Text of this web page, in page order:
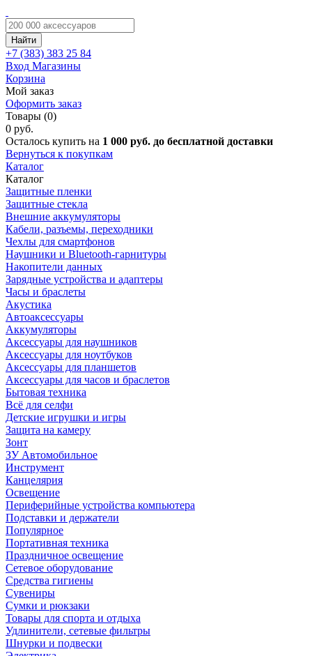
Найти
+7 (383) 383 25 84
Вход Магазины
Корзина
Мой заказ
Оформить заказ
Товары (0)
0 руб.
Осталось купить на 1 000 руб. до бесплатной доставки
Вернуться к покупкам
Каталог
Каталог
Защитные пленки
Защитные стекла
Внешние аккумуляторы
Кабели, разъемы, переходники
Чехлы для смартфонов
Наушники и Bluetooth-гарнитуры
Накопители данных
Зарядные устройства и адаптеры
Часы и браслеты
Акустика
Автоаксессуары
Аккумуляторы
Аксессуары для наушников
Аксессуары для ноутбуков
Аксессуары для планшетов
Аксессуары для часов и браслетов
Бытовая техника
Всё для селфи
Детские игрушки и игры
Защита на камеру
Зонт
ЗУ Автомобильное
Инструмент
Канцелярия
Освещение
Периферийные устройства компьютера
Подставки и держатели
Популярное
Портативная техника
Праздничное освещение
Сетевое оборудование
Средства гигиены
Сувениры
Сумки и рюкзаки
Товары для спорта и отдыха
Удлинители, сетевые фильтры
Шнурки и подвески